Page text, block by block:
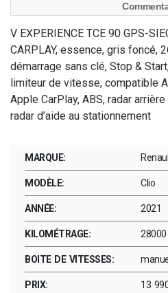
V EXPERIENCE TCE 90 GPS-
CARPLAY, essence, gris foncé,
démarrage sans clé, Stop &
limiteur de vitesse, compatible
Apple CarPlay, ABS, radar
radar d’aide au stationnement
MARQUE:
MODÈLE: Clio
ANNÉE: 2021
KILOMÉTRAGE: 28000
BOITE DE VITESSES:
PRIX: 13